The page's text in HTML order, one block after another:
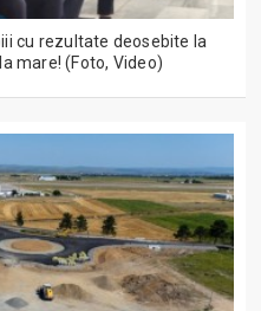
cu rezultate deosebite la
mare! (Foto, Video)